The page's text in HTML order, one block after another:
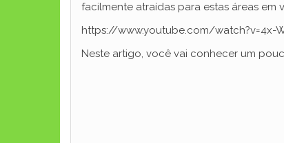
facilmente atraídas para estas áreas
https://www.youtube.com/watch?v=4x-
Neste artigo, você vai conhecer um